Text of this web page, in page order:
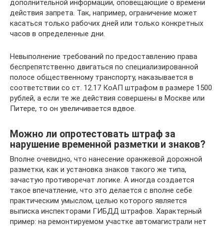
дополнительной информации, оповещающие о времени
действия запрета. Так, например, ограничение может
касаться только рабочих дней или только конкретных
часов в определенные дни.
Невыполнение требований по предоставлению права
беспрепятственно двигаться по специализированной
полосе общественному транспорту, наказывается в
соответствии со ст. 12.17 КоАП штрафом в размере 1500
рублей, а если те же действия совершены в Москве или
Питере, то он увеличивается вдвое.
Можно ли опротестовать штраф за
нарушение временной разметки и знаков?
Вполне очевидно, что нанесение оранжевой дорожной
разметки, как и установка знаков такого же типа,
зачастую противоречат логике. А иногда создается
такое впечатление, что это делается с вполне себе
практическим умыслом, целью которого является
выписка инспекторами ГИБДД штрафов. Характерный
пример: на ремонтируемом участке автомагистрали нет